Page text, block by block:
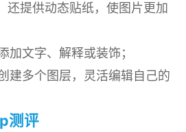
还提供动态贴纸，使图片更加
加文字、解释或装饰；
建多个图层，灵活编辑自己的
测评